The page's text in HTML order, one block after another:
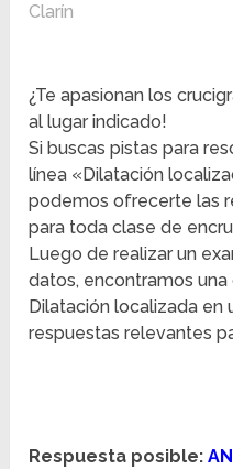
Clarín
¿Te apasionan los
al lugar indicado!
Si buscas pistas para
línea «Dilatación
podemos ofrecerte las
para toda clase de
Luego de realizar un
datos, encontramos
Dilatación localizada en
respuestas relevantes
Respuesta posible: